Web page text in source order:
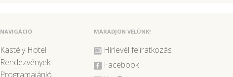
NAVIGÁCIÓ
Kastély Hotel
Rendezvények
Programajánló
MARADJON VELÜNK!
Hírlevél feliratkozás
Facebook